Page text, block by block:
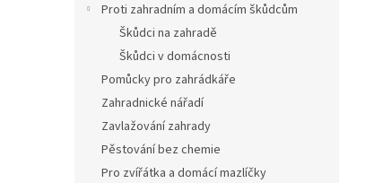
Proti zahradním a domácím škůdcům
Škůdci na zahradě
Škůdci v domácnosti
Pomůcky pro zahrádkáře
Zahradnické nářadí
Zavlažování zahrady
Pěstování bez chemie
Pro zvířátka a domácí mazlíčky